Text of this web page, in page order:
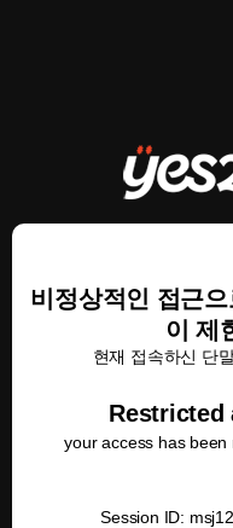
비정상적인 접근
이 제
현재 접속하신 단
Restricted
your access has been
Session ID: